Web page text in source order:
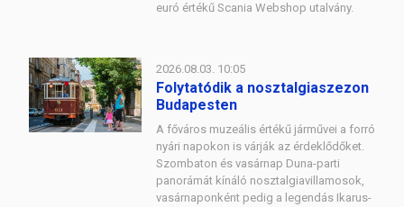
euró értékű Scania Webshop utalvány.
2026.08.03. 10:05
Folytatódik a nosztalgiaszezon
Budapesten
A főváros muzeális értékű járművei a forró
nyári napokon is várják az érdeklődőket.
Szombaton és vasárnap Duna-parti
panorámát kínáló nosztalgiavillamosok,
vasárnaponként pedig a legendás Ikarus-